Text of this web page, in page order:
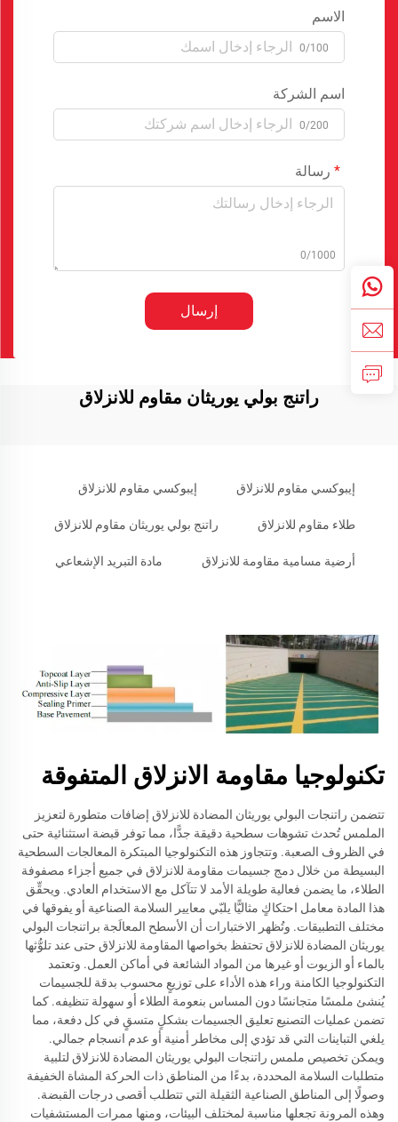
الاسم
0/100
اسم الشركة
0/200
رسالة
0/1000
إرسال
راتنج بولي يوريثان مقاوم للانزلاق
إيبوكسي مقاوم للانزلاق إيبوكسي مقاوم للانزلاق
طلاء مقاوم للانزلاق راتنج بولي يوريثان مقاوم للانزلاق
أرضية مسامية مقاومة للانزلاق مادة التبريد الإشعاعي
تكنولوجيا مقاومة الانزلاق المتفوقة
تتضمن راتنجات البولي يوريثان المضادة للانزلاق إضافات متطورة لتعزيز
الملمس تُحدث تشوهات سطحية دقيقة جدًّا، مما توفر قبضة استثنائية حتى
في الظروف الصعبة. وتتجاوز هذه التكنولوجيا المبتكرة المعالجات السطحية
البسيطة من خلال دمج جسيمات مقاومة للانزلاق في جميع أجزاء مصفوفة
الطلاء، ما يضمن فعالية طويلة الأمد لا تتآكل مع الاستخدام العادي. ويحقِّق
هذا المادة معامل احتكاكٍ مثاليًّا يلبّي معايير السلامة الصناعية أو يفوقها في
مختلف التطبيقات. وتُظهر الاختبارات أن الأسطح المعالَجة براتنجات البولي
يوريثان المضادة للانزلاق تحتفظ بخواصها المقاومة للانزلاق حتى عند تلوُّثها
بالماء أو الزيوت أو غيرها من المواد الشائعة في أماكن العمل. وتعتمد
التكنولوجيا الكامنة وراء هذه الأداء على توزيعٍ محسوب بدقة للجسيمات
يُنشئ ملمسًا متجانسًا دون المساس بنعومة الطلاء أو سهولة تنظيفه. كما
تضمن عمليات التصنيع تعليق الجسيمات بشكلٍ متسقٍ في كل دفعة، مما
يلغي التباينات التي قد تؤدي إلى مخاطر أمنية أو عدم انسجام جمالي.
ويمكن تخصيص ملمس راتنجات البولي يوريثان المضادة للانزلاق لتلبية
متطلبات السلامة المحددة، بدءًا من المناطق ذات الحركة المشاة الخفيفة
وصولًا إلى المناطق الصناعية الثقيلة التي تتطلب أقصى درجات القبضة.
وهذه المرونة تجعلها مناسبة لمختلف البيئات، ومنها ممرات المستشفيات